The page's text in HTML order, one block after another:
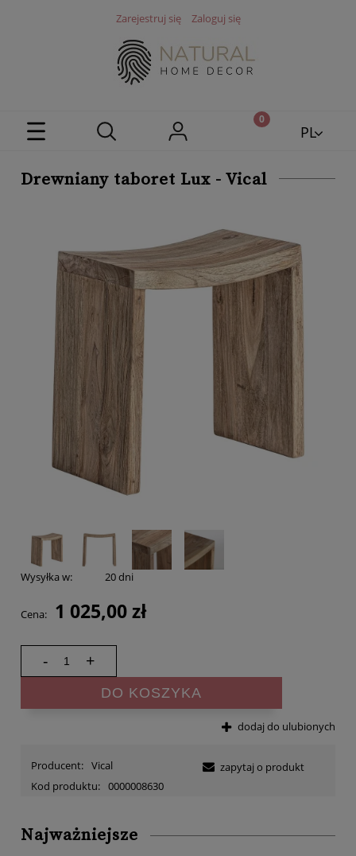
Zarejestruj się Zaloguj się
PL
Drewniany taboret Lux - Vical
Wysyłka w: 20 dni
Cena: 1 025,00 zł
- +
DO KOSZYKA
dodaj do ulubionych
Producent: Vical
Kod produktu: 0000008630
zapytaj o produkt
Najważniejsze